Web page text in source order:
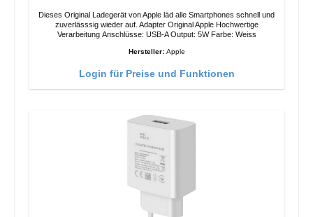
Dieses Original Ladegerät von Apple läd alle Smartphones schnell und
zuverlässsig wieder auf. Adapter Original Apple Hochwertige
Verarbeitung Anschlüsse: USB-A Output: 5W Farbe: Weiss
Hersteller: Apple
Login für Preise und Funktionen